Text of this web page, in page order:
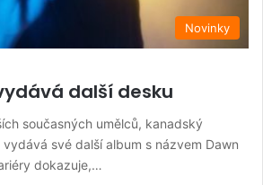
Novinky
další desku
současných umělců, kanadský
své další album s názvem Dawn
dokazuje,…